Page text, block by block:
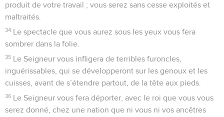
produit de votre travail ; vous serez sans cesse exploités et
maltraités.
34 Le spectacle que vous aurez sous les yeux vous fera
sombrer dans la folie.
35 Le Seigneur vous infligera de terribles furoncles,
inguérissables, qui se développeront sur les genoux et les
cuisses, avant de s’étendre partout, de la tête aux pieds.
36 Le Seigneur vous fera déporter, avec le roi que vous vous
serez donné, chez une nation que ni vous ni vos ancêtres